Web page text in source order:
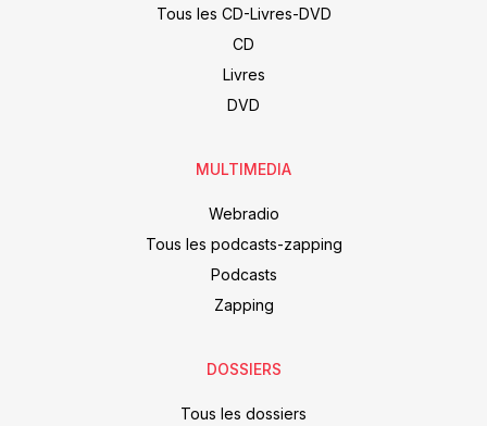
Tous les CD-Livres-DVD
CD
Livres
DVD
MULTIMEDIA
Webradio
Tous les podcasts-zapping
Podcasts
Zapping
DOSSIERS
Tous les dossiers